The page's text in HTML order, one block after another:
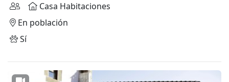
Casa Habitaciones
En población
Sí